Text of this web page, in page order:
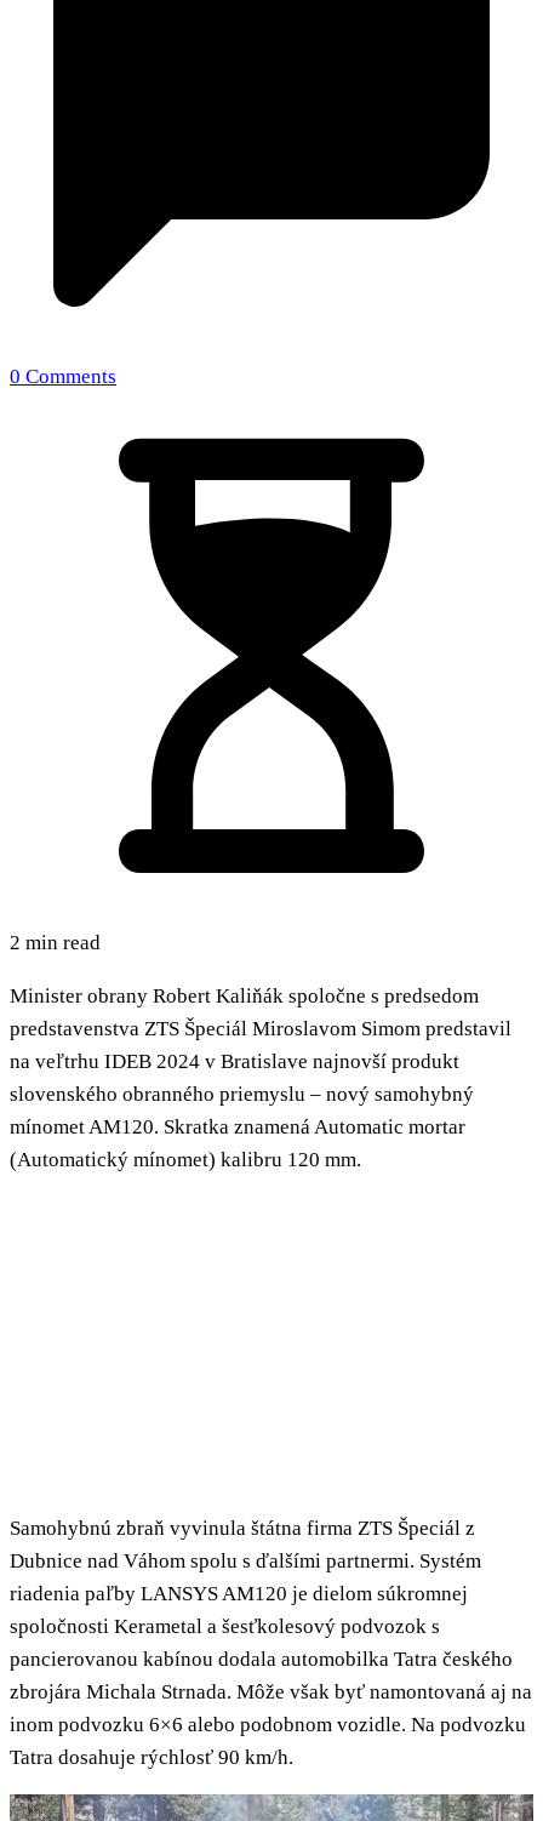
0 Comments
2 min read
Minister obrany Robert Kaliňák spoločne s predsedom
predstavenstva ZTS Špeciál Miroslavom Simom predstavil
na veľtrhu IDEB 2024 v Bratislave najnovší produkt
slovenského obranného priemyslu – nový samohybný
mínomet AM120. Skratka znamená Automatic mortar
(Automatický mínomet) kalibru 120 mm.
Samohybnú zbraň vyvinula štátna firma ZTS Špeciál z
Dubnice nad Váhom spolu s ďalšími partnermi. Systém
riadenia paľby LANSYS AM120 je dielom súkromnej
spoločnosti Kerametal a šesťkolesový podvozok s
pancierovanou kabínou dodala automobilka Tatra českého
zbrojára Michala Strnada. Môže však byť namontovaná aj na
inom podvozku 6×6 alebo podobnom vozidle. Na podvozku
Tatra dosahuje rýchlosť 90 km/h.